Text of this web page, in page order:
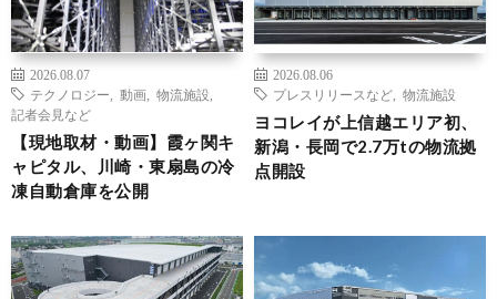
2026.08.07
テクノロジー
動画 物流施設
記者会見など
【現地取材・動画】霞ヶ関キ
ャピタル、川崎・東扇島の冷
凍自動倉庫を公開
2026.08.06
プレスリリースなど
物流施設
ヨコレイが上信越エリア初、
新潟・長岡で2.7万tの物流拠
点開設